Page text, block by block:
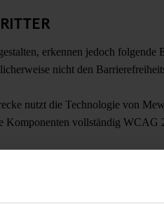
erkennen jedoch folgende
nicht den
nutzt die Technologie von
Komponenten vollständig
und enthalten Untertitel – jedoch